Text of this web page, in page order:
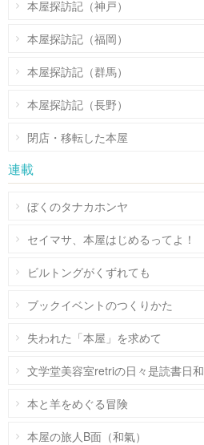
本屋探訪記（神戸）
本屋探訪記（福岡）
本屋探訪記（群馬）
本屋探訪記（長野）
閉店・移転した本屋
連載
ぼくのタナカホンヤ
セイマサ、本屋はじめるってよ！
ビルトングがくずれても
ブックイベントのつくりかた
失われた「本屋」を求めて
文学堂美容室retriの日々是読書日和
本と羊をめぐる冒険
本屋の旅人B面（和氣）